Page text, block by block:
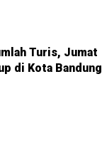
Turis, Jumat
di Kota Bandung